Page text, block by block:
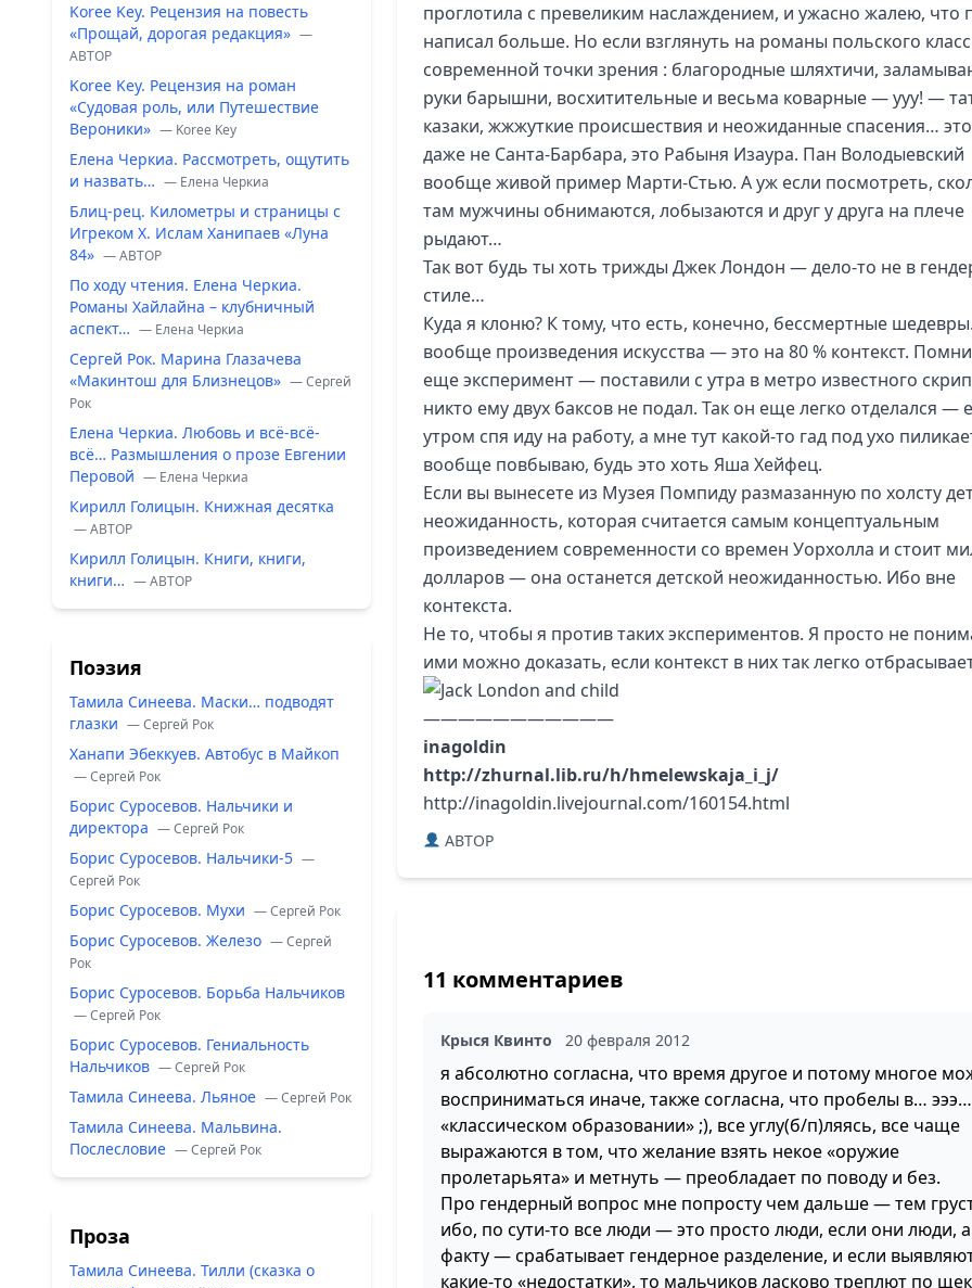
Koree Key. Рецензия на повесть
«Прощай, дорогая редакция» —
ABTOP
Koree Key. Рецензия на роман
«Судовая роль, или Путешествие
Вероники» — Koree Key
Елена Черкиа. Рассмотреть, ощутить
и назвать… — Елена Черкиа
Блиц-рец. Километры и страницы с
Игреком Х. Ислам Ханипаев «Луна
84» — ABTOP
По ходу чтения. Елена Черкиа.
Романы Хайлайна – клубничный
аспект… — Елена Черкиа
Сергей Рок. Марина Глазачева
«Макинтош для Близнецов» — Сергей
Рок
Елена Черкиа. Любовь и всё-всё-
всё… Размышления о прозе Евгении
Перовой — Елена Черкиа
Кирилл Голицын. Книжная десятка
— ABTOP
Кирилл Голицын. Книги, книги,
книги… — ABTOP
Поэзия
Тамила Синеева. Маски… подводят
глазки — Сергей Рок
Ханапи Эбеккуев. Автобус в Майкоп
— Сергей Рок
Борис Суросевов. Нальчики и
директора — Сергей Рок
Борис Суросевов. Нальчики-5 —
Сергей Рок
Борис Суросевов. Мухи — Сергей Рок
Борис Суросевов. Железо — Сергей
Рок
Борис Суросевов. Борьба Нальчиков
— Сергей Рок
Борис Суросевов. Гениальность
Нальчиков — Сергей Рок
Тамила Синеева. Льяное — Сергей Рок
Тамила Синеева. Мальвина.
Послесловие — Сергей Рок
Проза
Тамила Синеева. Тилли (сказка о
проглотила с превеликим наслаждением, и ужасно жалею, что
написал больше. Но если взглянуть на романы польского
современной точки зрения : благородные шляхтичи,
руки барышни, восхитительные и весьма коварные — ууу! —
казаки, жжжуткие происшествия и неожиданные спасения…
даже не Санта-Барбара, это Рабыня Изаура. Пан Володыевский
вообще живой пример Марти-Стью. А уж если посмотреть,
там мужчины обнимаются, лобызаются и друг у друга на плече
рыдают…
Так вот будь ты хоть трижды Джек Лондон — дело-то не в
стиле…
Куда я клоню? К тому, что есть, конечно, бессмертные
вообще произведения искусства — это на 80 % контекст.
еще эксперимент — поставили с утра в метро известного
никто ему двух баксов не подал. Так он еще легко отделался —
утром спя иду на работу, а мне тут какой-то гад под ухо
вообще повбываю, будь это хоть Яша Хейфец.
Если вы вынесете из Музея Помпиду размазанную по холсту
неожиданность, которая считается самым концептуальным
произведением современности со времен Уорхолла и стоит
долларов — она останется детской неожиданностью. Ибо вне
контекста.
Не то, чтобы я против таких экспериментов. Я просто не
ими можно доказать, если контекст в них так легко
———————————
inagoldin
http://zhurnal.lib.ru/h/hmelewskaja_i_j/
http://inagoldin.livejournal.com/160154.html
ABTOP
11 комментариев
Крыся Квинто 20 февраля 2012
я абсолютно согласна, что время другое и потому многое
восприниматься иначе, также согласна, что пробелы в… эээ…
«классическом образовании» ;), все углу(б/п)ляясь, все чаще
выражаются в том, что желание взять некое «оружие
пролетарьята» и метнуть — преобладает по поводу и без.
Про гендерный вопрос мне попросту чем дальше — тем
ибо, по сути-то все люди — это просто люди, если они люди,
факту — срабатывает гендерное разделение, и если
какие-то «недостатки», то мальчиков ласково треплют по